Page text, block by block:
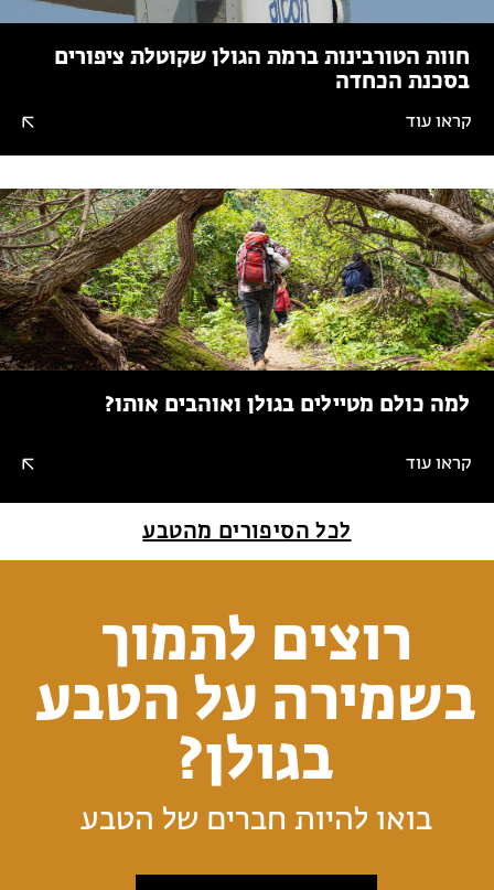
חוות הטורבינות ברמת הגולן שקוטלת ציפורים
בסכנת הכחדה
קראו עוד
למה כולם מטיילים בגולן ואוהבים אותו?
קראו עוד
לכל הסיפורים מהטבע
רוצים לתמוך
בשמירה על הטבע
בגולן?
בואו להיות חברים של הטבע